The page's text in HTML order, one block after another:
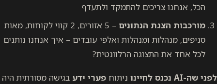
הכל, אנחנו צריכים להתמקד ולתעדף
מורכבות הצגת הנתונים
– 5 אזורים, 2 קווי לקוחות, מאות
סניפים, מנהלות ומנהלות ואלפי עובדים – איך אנחנו נותנים
לכל אחד את התצוגה הרלוונטית?
לפני שה-AI נכנס לחיינו ניתוח פערי ידע בגישה מסורתית היה